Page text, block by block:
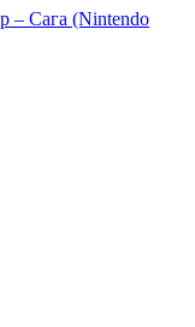
– Сага (Nintendo